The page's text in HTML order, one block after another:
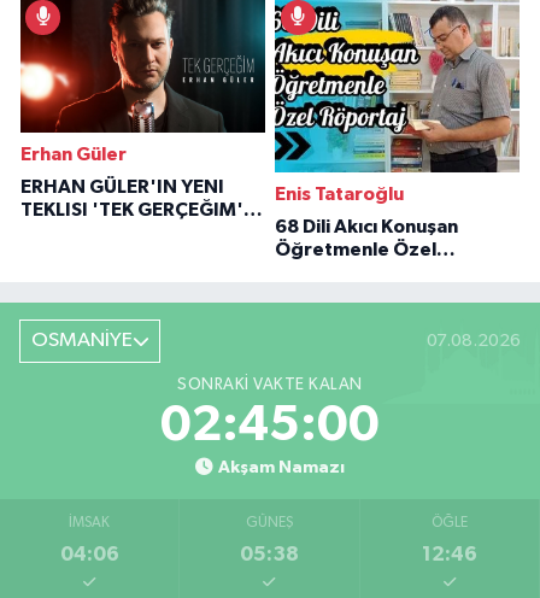
Erhan Güler
ERHAN GÜLER'IN YENI
TEKLISI 'TEK GERÇEĞIM'LE
Enis Tataroğlu
68 Dili Akıcı Konuşan
Öğretmenle Özel
OSMANİYE 07.08.2026
SONRAKI VAKTE KALAN
02:44:59
Akşam Namazı
İMSAK
04:06
GÜNEŞ
05:38
ÖĞLE
12:46